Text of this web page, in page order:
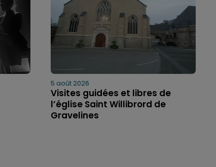
5 août 2026
Visites guidées et libres de
l’église Saint Willibrord de
Gravelines